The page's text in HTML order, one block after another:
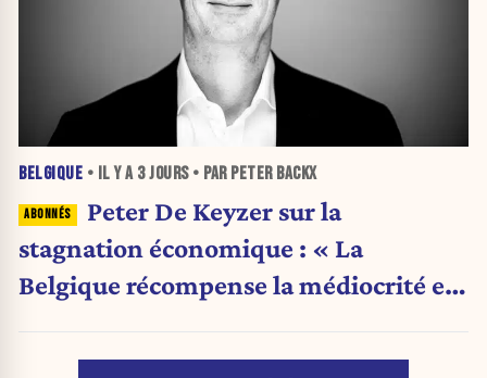
BELGIQUE • IL Y A 3 JOURS• PAR PETER BACKX
Peter De Keyzer sur la
stagnation économique : « La
Belgique récompense la médiocrité et